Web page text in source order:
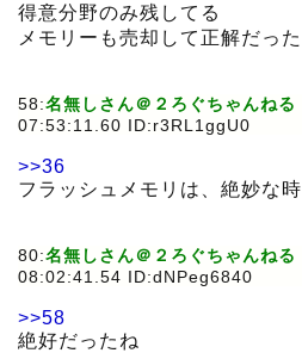
得意分野のみ残してる
メモリーも売却して正解だった
58:名無しさん＠２ろぐちゃんねる
07:53:11.60 ID:r3RL1ggU0
>>36
フラッシュメモリは、絶妙な
80:名無しさん＠２ろぐちゃんねる
08:02:41.54 ID:dNPeg6840
>>58
絶好だったね